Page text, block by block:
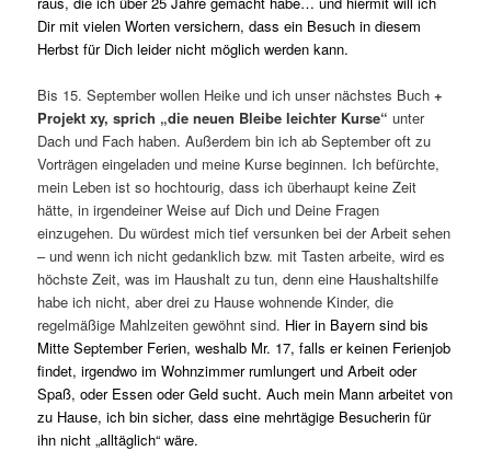
Dir mit vielen Worten versichern, dass ein Besuch in diesem
Herbst für Dich leider nicht möglich werden kann.
Bis 15. September wollen Heike und ich unser nächstes Buch+
Projekt xy, sprich „die neuen Bleibe leichter Kurse“ unter
Dach und Fach haben. Außerdem bin ich ab September oft zu
Vorträgen eingeladen und meine Kurse beginnen. Ich befürchte,
mein Leben ist so hochtourig, dass ich überhaupt keine Zeit
hätte, in irgendeiner Weise auf Dich und Deine Fragen
einzugehen. Du würdest mich tief versunken bei der Arbeit sehen
– und wenn ich nicht gedanklich bzw. mit Tasten arbeite, wird es
höchste Zeit, was im Haushalt zu tun, denn eine Haushaltshilfe
habe ich nicht, aber drei zu Hause wohnende Kinder, die
regelmäßige Mahlzeiten gewöhnt sind. Hier in Bayern sind bis
Mitte September Ferien, weshalb Mr. 17, falls er keinen Ferienjob
findet, irgendwo im Wohnzimmer rumlungert und Arbeit oder
Spaß, oder Essen oder Geld sucht. Auch mein Mann arbeitet von
zu Hause, ich bin sicher, dass eine mehrtägige Besucherin für
ihn nicht „alltäglich“ wäre.